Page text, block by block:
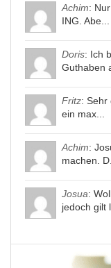
Achim:
ING. Abe...
Doris: Ich
Guthaben
Fritz: Sehr
ein max...
Achim:
machen.
Josua:
jedoch gilt